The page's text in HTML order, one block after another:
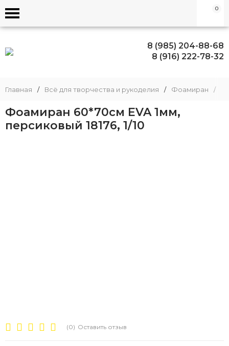
0
8 (985) 204-88-68
8 (916) 222-78-32
Главная / Всё для творчества и рукоделия / Фоамиран /
Фоамиран 60*70см EVA 1мм,
персиковый 18176, 1/10
(0) Оставить отзыв